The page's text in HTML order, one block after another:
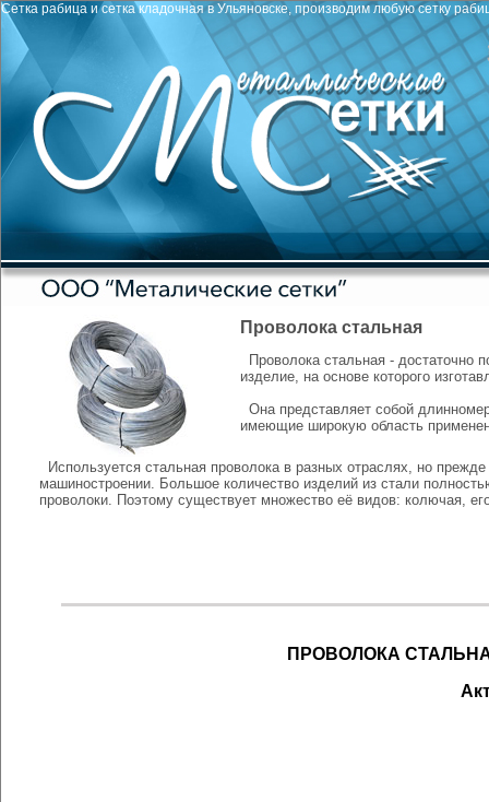
Сетка рабица исетка кладочная в Ульяновске, производим любую сетку
Проволока стальная
Проволока стальная - достаточно
изделие, на основе которого
Она представляет собой
имеющие широкую область
Используется стальная проволока в разных отраслях, но
машиностроении. Большое количество изделий из стали
проволоки. Поэтому существует множество её видов: колючая,
ПРОВОЛОКА